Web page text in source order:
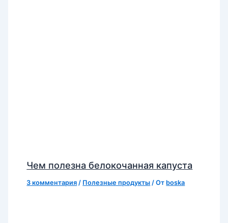
Чем полезна белокочанная капуста
3 комментария / Полезные продукты / От boska